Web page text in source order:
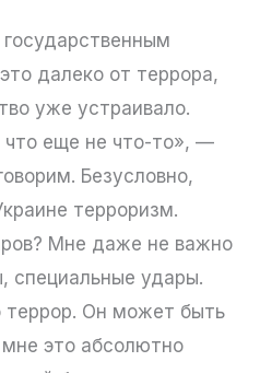
далеко от террора,
уже устраивало.
что еще не что-то», —
Безусловно,
терроризм.
Мне даже не важно
специальные удары.
террор. Он может быть
это абсолютно